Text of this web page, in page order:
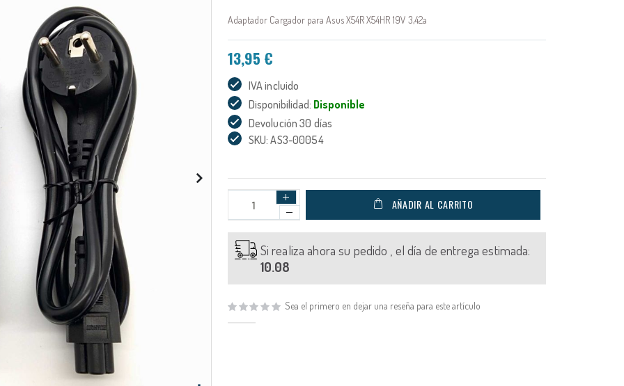
Adaptador Cargador para Asus X54R X54HR 19V 3,42a
13,95 €
IVA incluido
Disponibilidad: Disponible
Devolución 30 días
SKU: AS3-00054
AÑADIR AL CARRITO
Si realiza ahora su pedido , el día de entrega estimada:
10.08
Sea el primero en dejar una reseña para este artículo